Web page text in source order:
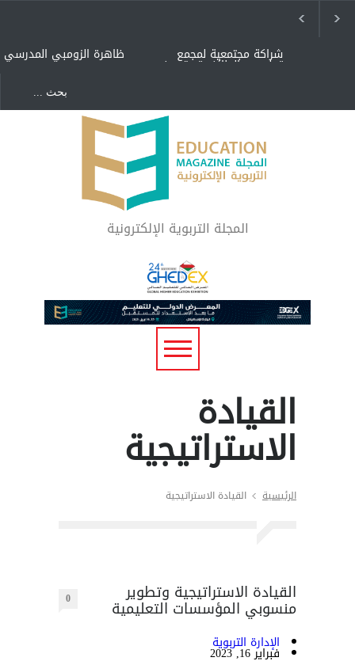
ظاهرة الزومبي المدرسي شراكة مجتمعية لمجمع
تعليمي بالطائف تستهدف
"كنت أنضرب ومافيني إلا
العافية" هل هذا مبرر
لاستمرار أسلوب التربية
المتوارث؟
لماذا تعد برامج توعية الأطفال
بخصوصية الجسد وقاية لا
فضول؟
المجلة التربوية الإلكترونية
القيادة
الاستراتيجية
الرئيسية القيادة الاستراتيجية
القيادة الاستراتيجية وتطوير
منسوبي المؤسسات التعليمية 0
الإدارة التربوية
فبراير 16, 2023